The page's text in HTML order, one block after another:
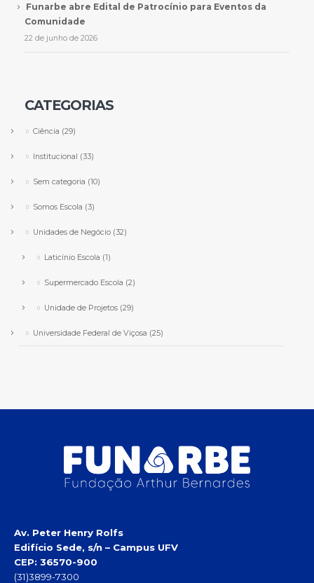
Funarbe abre Edital de Patrocínio para Eventos da
Comunidade
22 de junho de 2026
CATEGORIAS
Ciência (29)
Institucional (33)
Sem categoria (10)
Somos Escola (3)
Unidades de Negócio(32)
Laticínio Escola (1)
Supermercado Escola (2)
Unidade de Projetos(29)
Universidade Federal de Viçosa (25)
Av. Peter Henry Rolfs
Edifício Sede, s/n – Campus UFV
CEP: 36570-900
(31)3899-7300